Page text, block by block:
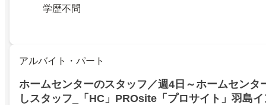
学歴不問
アルバイト・パート
ホームセンターのスタッフ／週4日～ホームセンタ
しスタッフ_「HC」PROsite「プロサイト」羽島